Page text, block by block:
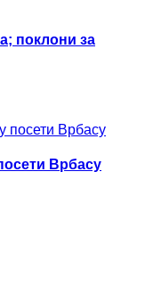
поклони за
Врбасу